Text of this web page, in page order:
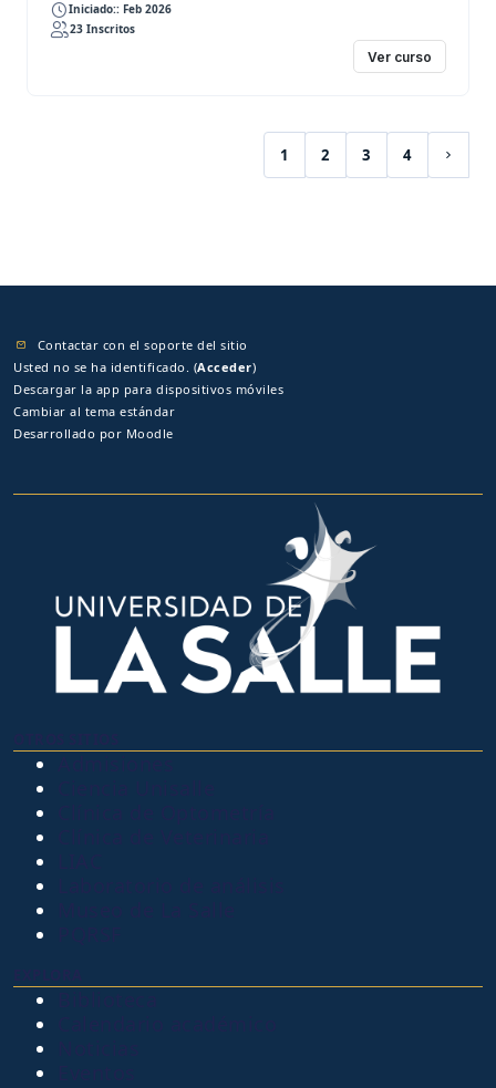
Iniciado:: Feb 2026
23 Inscritos
Ver curso
1
(current)
2 3 4
Contactar con el soporte del sitio
Usted no se ha identificado. (Acceder)
Descargar la app para dispositivos móviles
Cambiar al tema estándar
Desarrollado por Moodle